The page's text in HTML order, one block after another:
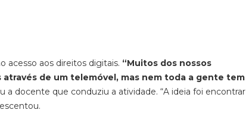
acesso aos direitos digitais. “Muitos dos nossos
de um telemóvel, mas nem toda a gente tem
a docente que conduziu a atividade. “A ideia foi encontrar